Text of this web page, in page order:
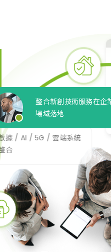
整合新創技術服務在企業
場域落地​
數據 / AI / 5G / 雲端系統
整合​